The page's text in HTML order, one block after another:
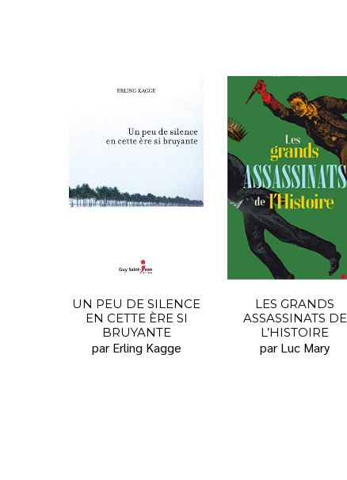
UN PEU DE SILENCE
EN CETTE ÈRE SI
BRUYANTE
par Erling Kagge
LES GRANDS
ASSASSINATS DE
L’HISTOIRE
par Luc Mary